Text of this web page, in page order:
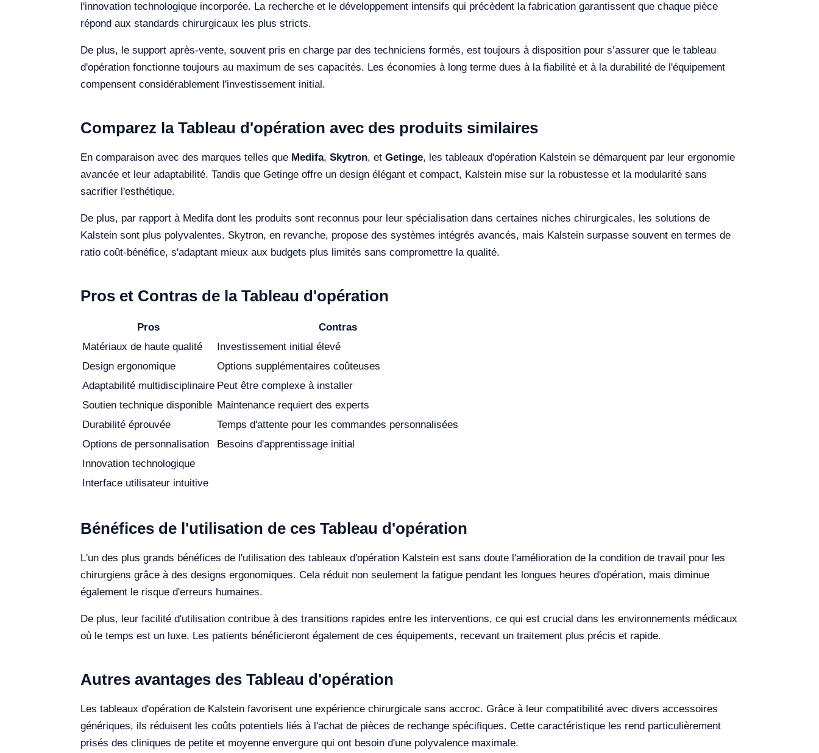
l'innovation technologique incorporée. La recherche et le développement intensifs qui précèdent la fabrication garantissent que chaque pièce
répond aux standards chirurgicaux les plus stricts.
De plus, le support après-vente, souvent pris en charge par des techniciens formés, est toujours à disposition pour s’assurer que le tableau
d'opération fonctionne toujours au maximum de ses capacités. Les économies à long terme dues à la fiabilité et à la durabilité de l'équipement
compensent considérablement l'investissement initial.
Comparez la Tableau d'opération avec des produits similaires
En comparaison avec des marques telles que Medifa, Skytron, et Getinge, les tableaux d'opération Kalstein se démarquent par leur ergonomie
avancée et leur adaptabilité. Tandis que Getinge offre un design élégant et compact, Kalstein mise sur la robustesse et la modularité sans
sacrifier l'esthétique.
De plus, par rapport à Medifa dont les produits sont reconnus pour leur spécialisation dans certaines niches chirurgicales, les solutions de
Kalstein sont plus polyvalentes. Skytron, en revanche, propose des systèmes intégrés avancés, mais Kalstein surpasse souvent en termes de
ratio coût-bénéfice, s'adaptant mieux aux budgets plus limités sans compromettre la qualité.
Pros et Contras de la Tableau d'opération
Pros
Contras
Matériaux de haute qualité
Investissement initial élevé
Design ergonomique
Options supplémentaires coûteuses
Adaptabilité multidisciplinaire Peut être complexe à installer
Soutien technique disponible Maintenance requiert des experts
Durabilité éprouvée
Temps d'attente pour les commandes personnalisées
Options de personnalisation
Besoins d'apprentissage initial
Innovation technologique
Interface utilisateur intuitive
Bénéfices de l'utilisation de ces Tableau d'opération
L'un des plus grands bénéfices de l'utilisation des tableaux d'opération Kalstein est sans doute l'amélioration de la condition de travail pour les
chirurgiens grâce à des designs ergonomiques. Cela réduit non seulement la fatigue pendant les longues heures d'opération, mais diminue
également le risque d'erreurs humaines.
De plus, leur facilité d'utilisation contribue à des transitions rapides entre les interventions, ce qui est crucial dans les environnements médicaux
où le temps est un luxe. Les patients bénéficieront également de ces équipements, recevant un traitement plus précis et rapide.
Autres avantages des Tableau d'opération
Les tableaux d'opération de Kalstein favorisent une expérience chirurgicale sans accroc. Grâce à leur compatibilité avec divers accessoires
génériques, ils réduisent les coûts potentiels liés à l'achat de pièces de rechange spécifiques. Cette caractéristique les rend particulièrement
prisés des cliniques de petite et moyenne envergure qui ont besoin d'une polyvalence maximale.